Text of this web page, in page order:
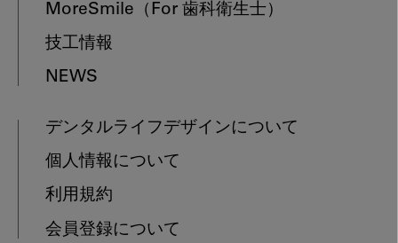
MoreSmile （For 歯科衛生士）
技工情報
NEWS
デンタルライフデザインについて
個人情報について
利用規約
会員登録について